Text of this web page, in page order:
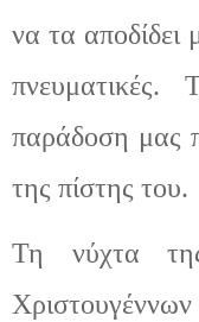
να τα αποδίδει
πνευματικές. Τ
παράδοση μας
της πίστης του.
Τη νύχτα